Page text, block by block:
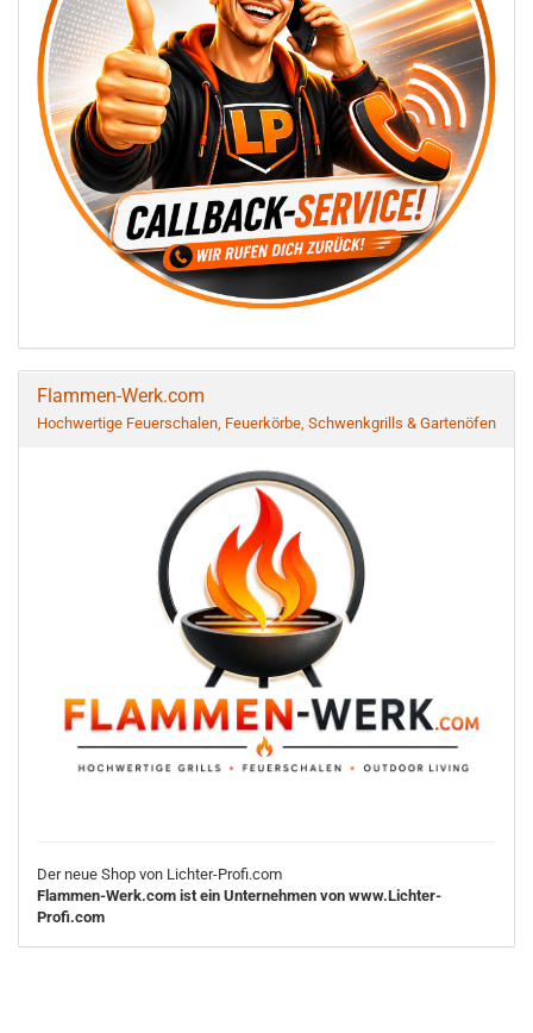
Flammen-Werk.com
Hochwertige Feuerschalen, Feuerkörbe, Schwenkgrills & Gartenöfen
Der neue Shop von Lichter-Profi.com
Flammen-Werk.com ist ein Unternehmen von www.Lichter-
Profi.com